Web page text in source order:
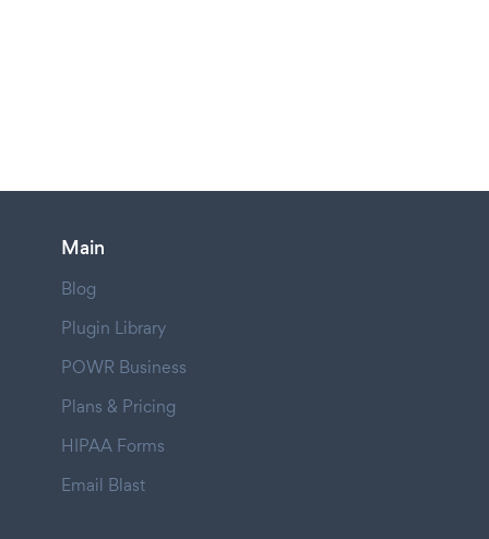
Main
Blog
Plugin Library
POWR Business
Plans & Pricing
HIPAA Forms
Email Blast